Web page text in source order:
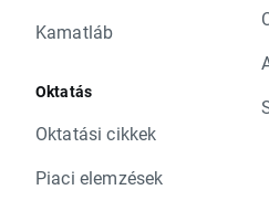
Kamatláb
Oktatás
Oktatási cikkek
Piaci elemzések